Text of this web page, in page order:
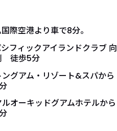
際空港より車で8分。
フィックアイランドクラブ 向
徒歩5分
ングアム・リゾート&スパから
ルオーキッドグアムホテルから